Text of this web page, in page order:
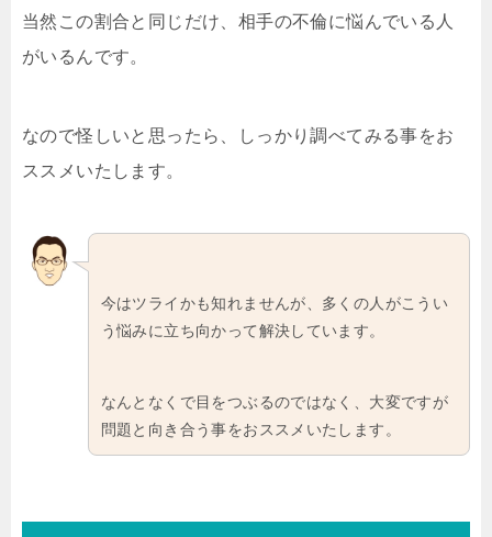
当然この割合と同じだけ、相手の不倫に悩んでいる人
がいるんです。
なので怪しいと思ったら、しっかり調べてみる事をお
ススメいたします。
今はツライかも知れませんが、多くの人がこうい
う悩みに立ち向かって解決しています。
なんとなくで目をつぶるのではなく、大変ですが
問題と向き合う事をおススメいたします。